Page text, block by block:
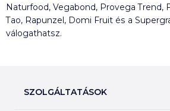
Naturfood, Vegabond, Provega Trend,
Tao, Rapunzel, Domi Fruit és a
válogathatsz.
SZOLGÁLTATÁSOK